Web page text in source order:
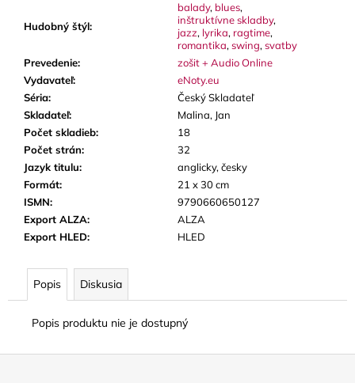
Hudobný štýl:
balady, blues,
inštruktívne skladby,
jazz, lyrika, ragtime,
romantika, swing, svatby
Prevedenie:
zošit + Audio Online
Vydavateľ:
eNoty.eu
Séria:
Český Skladateľ
Skladateľ:
Malina, Jan
Počet skladieb:
18
Počet strán:
32
Jazyk titulu:
anglicky, česky
Formát:
21 x 30 cm
ISMN:
9790660650127
Export ALZA:
ALZA
Export HLED: HLED
Popis Diskusia
Popis produktu nie je dostupný